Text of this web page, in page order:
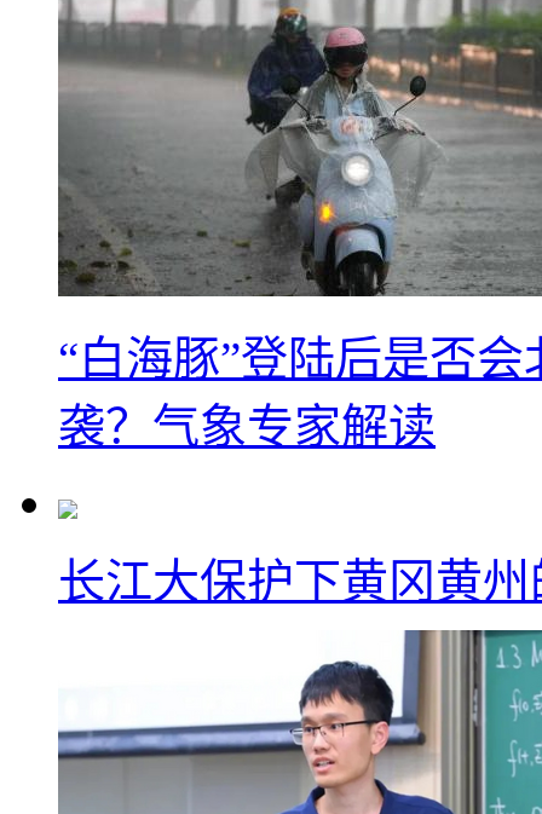
“白海豚”登陆后是否
袭？气象专家解读
长江大保护下黄冈黄